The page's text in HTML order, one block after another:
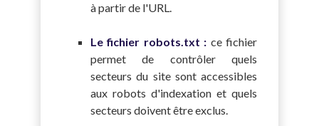
à partir de l'URL.
Le fichier robots.txt : ce fichier
permet de contrôler quels
secteurs du site sont accessibles
aux robots d'indexation et quels
secteurs doivent être exclus.